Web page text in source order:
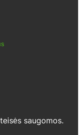
saugomos.